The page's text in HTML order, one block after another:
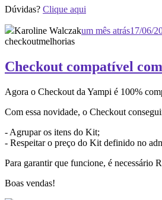
Dúvidas? Clique aqui
Karoline Walczakum mês atrás17/06/
checkoutmelhorias
Checkout compatível
Agora o Checkout da Yampi é 100%
Com essa novidade, o Checkout
- Agrupar os itens do Kit;
- Respeitar o preço do Kit definido no
Para garantir que funcione, é necessário
Boas vendas!